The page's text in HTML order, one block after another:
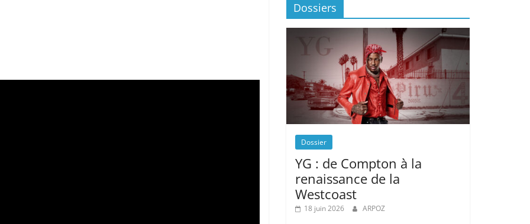
Dossiers
Dossier
YG : de Compton à la
renaissance de la
Westcoast
18 juin 2026 ARPOZ